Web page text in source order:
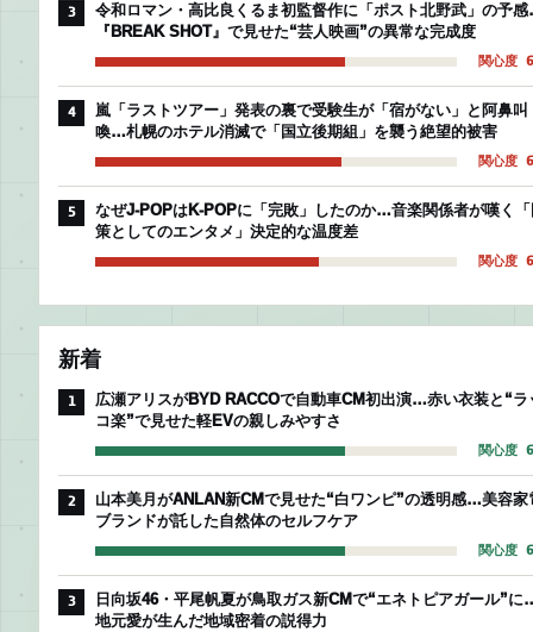
3
令和ロマン・高比良くるま初監督作に「ポスト北野武」の予
『BREAK SHOT』で見せた“芸人映画”の異常な完成度
関心度
4
嵐「ラストツアー」発表の裏で受験生が「宿がない」と阿鼻叫
喚…札幌のホテル消滅で「国立後期組」を襲う絶望的被害
関心度
5
なぜJ-POPはK-POPに「完敗」したのか…音楽関係者が嘆く
策としてのエンタメ」決定的な温度差
関心度
新着
1
広瀬アリスがBYD RACCOで自動車CM初出演…赤い衣装と“ラ
コ楽”で見せた軽EVの親しみやすさ
関心度
2
山本美月がANLAN新CMで見せた“白ワンピ”の透明感…美容家
ブランドが託した自然体のセルフケア
関心度
3
日向坂46・平尾帆夏が鳥取ガス新CMで“エネトピアガール”に
地元愛が生んだ地域密着の説得力